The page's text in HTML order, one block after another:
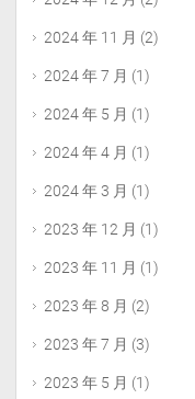
2024 年 11 月 (2)
2024 年 7 月 (1)
2024 年 5 月 (1)
2024 年 4 月 (1)
2024 年 3 月 (1)
2023 年 12 月 (1)
2023 年 11 月 (1)
2023 年 8 月 (2)
2023 年 7 月 (3)
2023 年 5 月 (1)